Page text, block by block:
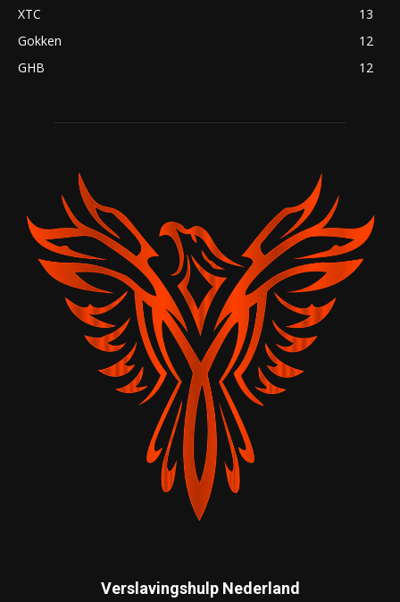
XTC
13
Gokken
12
GHB
12
Verslavingshulp Nederland